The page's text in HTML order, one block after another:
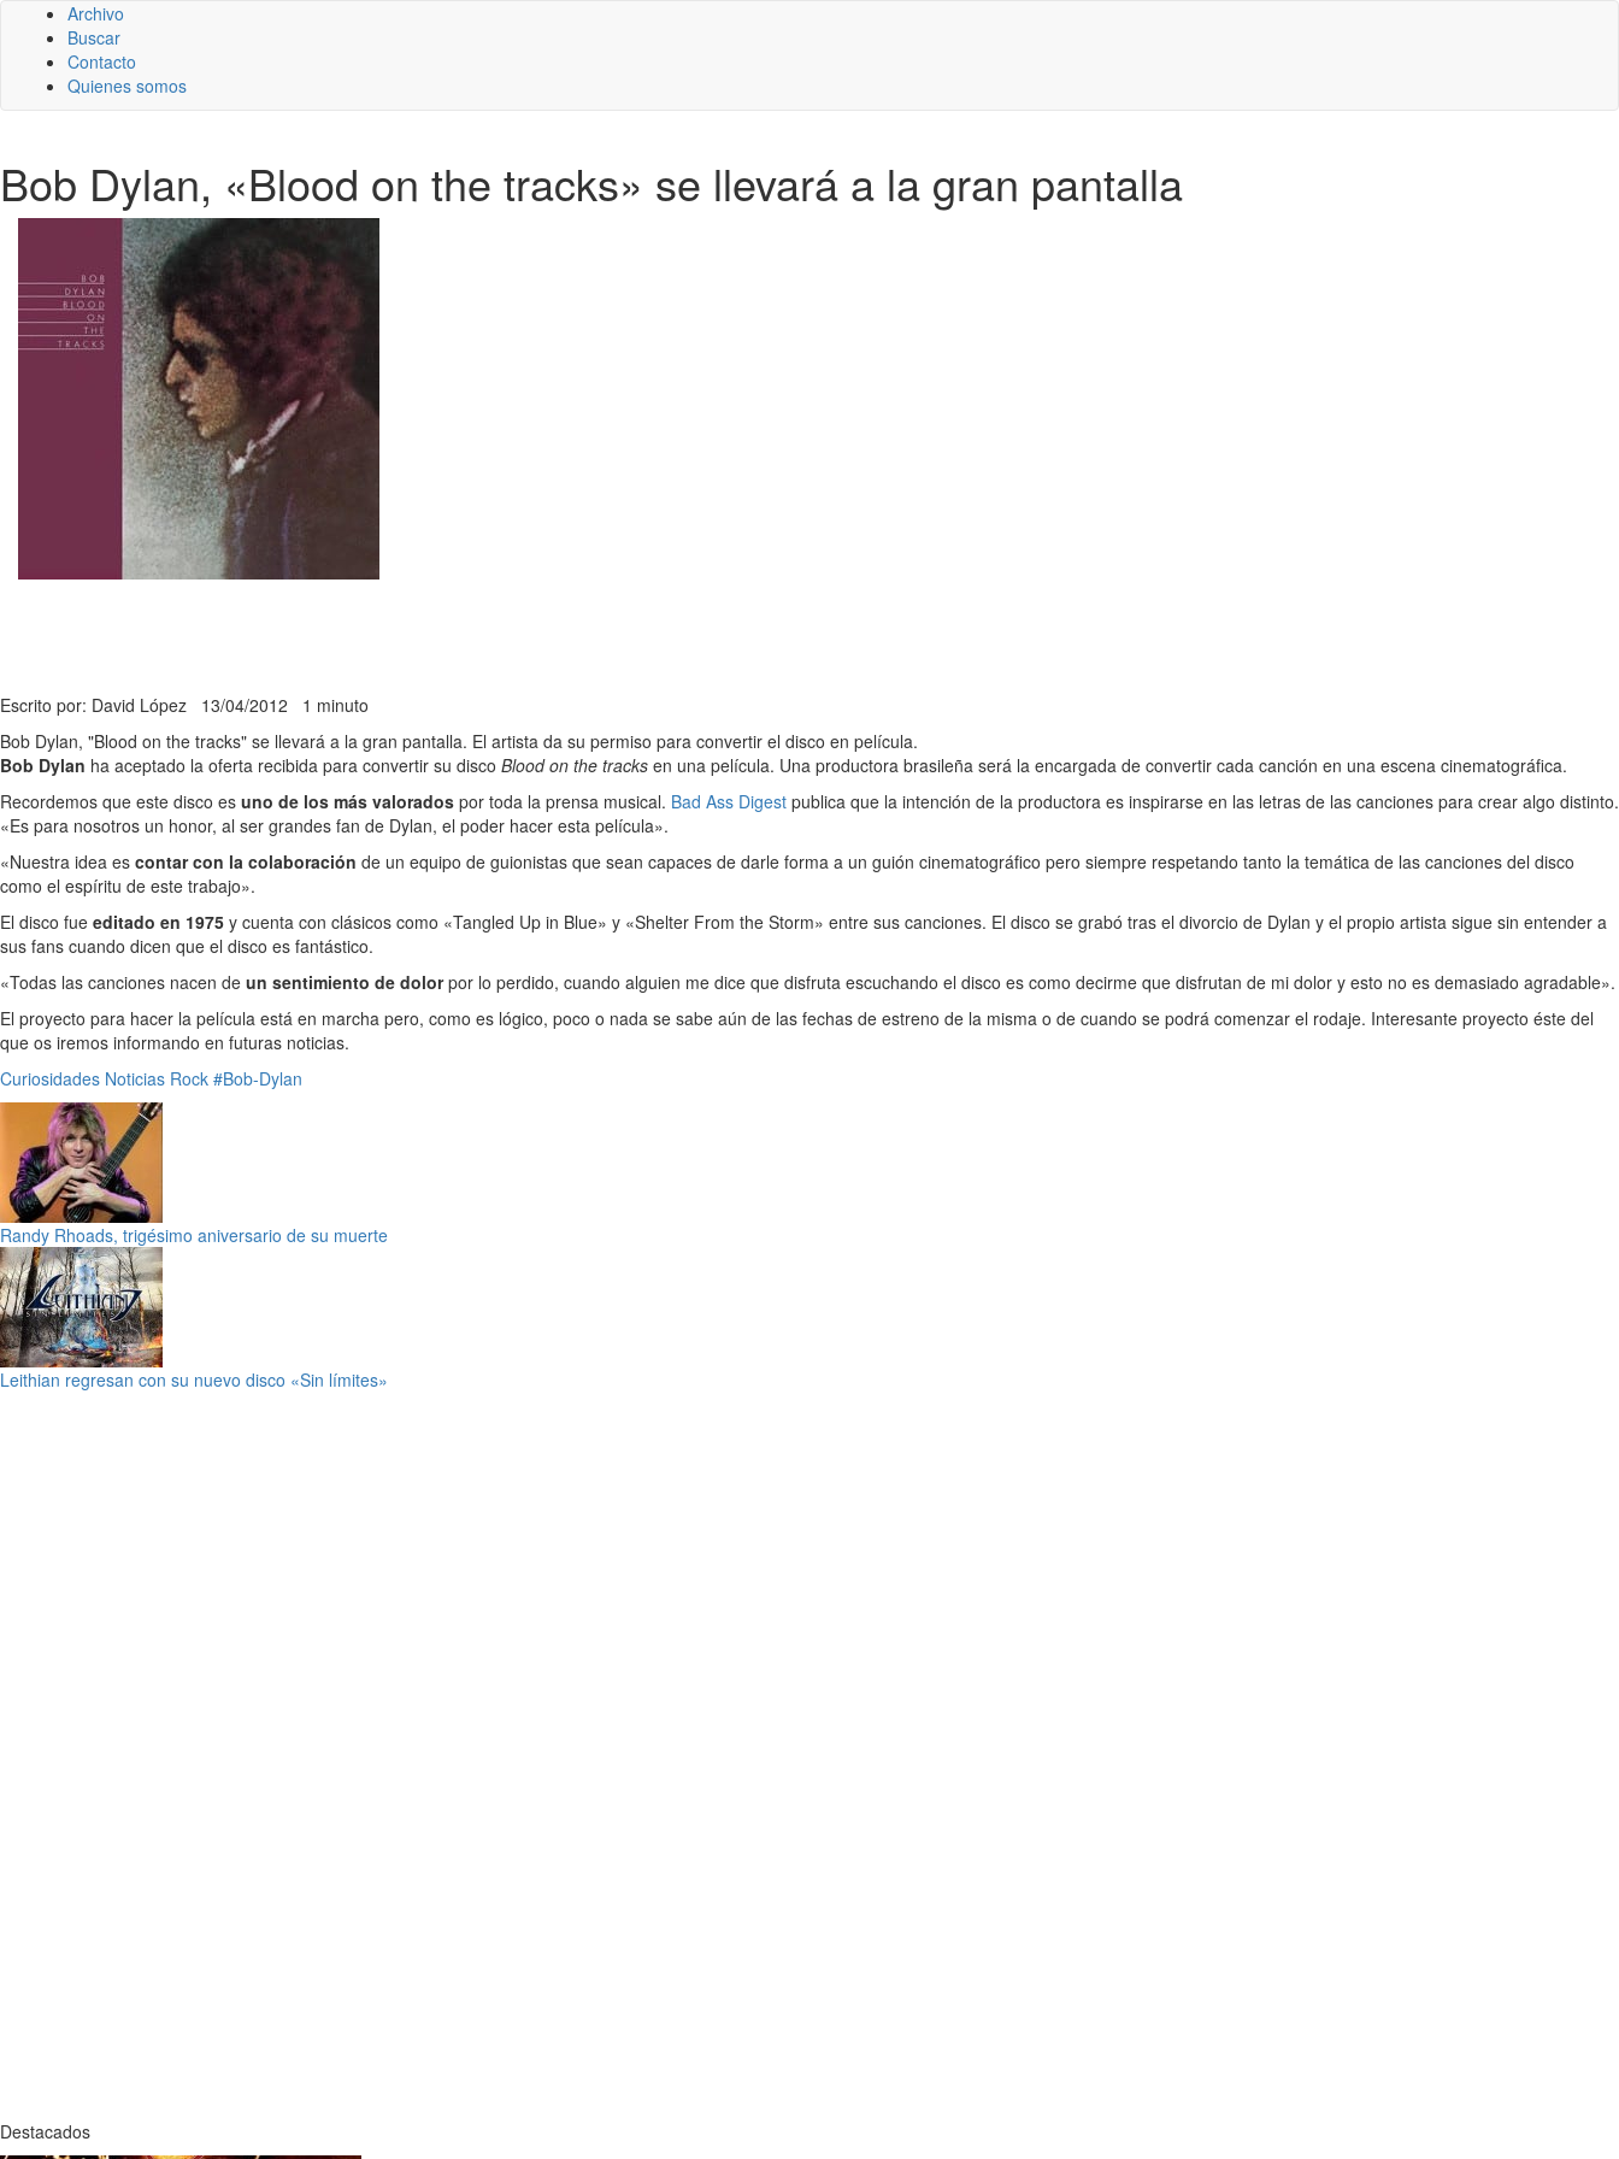
Archivo
Buscar
Contacto
Quienes somos
Bob Dylan, «Blood on the tracks» se llevará a la gran pantalla
Escrito por: David López 13/04/2012 1 minuto
Bob Dylan, "Blood on the tracks" se llevará a la gran pantalla. El artista da su permiso para convertir el disco en película.
Bob Dylan ha aceptado la oferta recibida para convertir su disco Blood on the tracks en una película. Una productora brasileña será la encargada de convertir cada canción en una escena cinematográfica.
Recordemos que este disco es uno de los más valorados por toda la prensa musical. Bad Ass Digest publica que la intención de la productora es inspirarse en las letras de las canciones para crear algo distinto.
«Es para nosotros un honor, al ser grandes fan de Dylan, el poder hacer esta película».
«Nuestra idea es contar con la colaboración de un equipo de guionistas que sean capaces de darle forma a un guión cinematográfico pero siempre respetando tanto la temática de las canciones del disco
como el espíritu de este trabajo».
El disco fue editado en 1975 y cuenta con clásicos como «Tangled Up in Blue» y «Shelter From the Storm» entre sus canciones. El disco se grabó tras el divorcio de Dylan y el propio artista sigue sin entender a
sus fans cuando dicen que el disco es fantástico.
«Todas las canciones nacen de un sentimiento de dolorpor lo perdido, cuando alguien me dice que disfruta escuchando el disco es como decirme que disfrutan de mi dolor y esto no es demasiado agradable».
El proyecto para hacer la película está en marcha pero, como es lógico, poco o nada se sabe aún de las fechas de estreno de la misma o de cuando se podrá comenzar el rodaje. Interesante proyecto éste del
que os iremos informando en futuras noticias.
Curiosidades Noticias Rock #Bob-Dylan
Randy Rhoads, trigésimo aniversario de su muerte
Leithian regresan con su nuevo disco «Sin límites»
Destacados